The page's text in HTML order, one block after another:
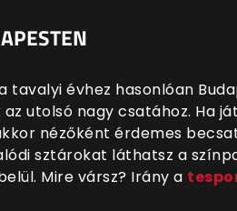
tavalyi évhez hasonlóan
utolsó nagy csatához. Ha
nézőként érdemes
sztárokat láthatsz a
Mire vársz? Irány a